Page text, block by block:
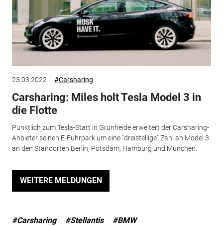
23.03.2022 #Carsharing
Carsharing: Miles holt Tesla Model 3 in
die Flotte
Pünktlich zum Tesla-Start in Grünheide erweitert der Carsharing-
Anbieter seinen E-Fuhrpark um eine "dreistellige" Zahl an Model 3
an den Standorten Berlin, Potsdam, Hamburg und München.
WEITERE MELDUNGEN
#Carsharing #Stellantis #BMW